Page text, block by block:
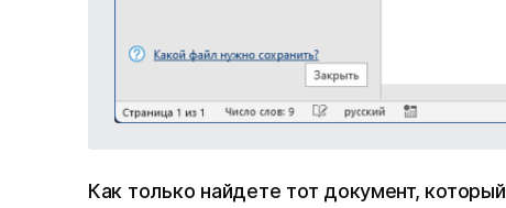
Как только найдете тот документ,